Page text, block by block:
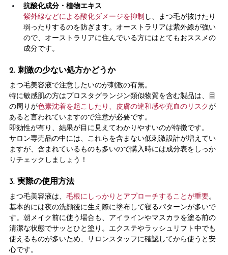
抗酸化成分・植物エキス
紫外線などによる酸化ダメージを抑制 し、まつ毛が抜けたり
弱ったりするのを防ぎます。オーストラリアは紫外線が強い
ので、オーストラリアに住んでいる方にはとてもおススメの
成分です。
2. 刺激の少ない処方かどうか
まつ毛美容液で注意したいのが刺激の有無。
特に敏感肌の方はプロスタグランジン類似物質を含む製品は、目
の周りが色素沈着を起こしたり、皮膚の違和感や充血のリスクが
あると言われていますので注意が必要です。
即効性が有り、結果が目に見えてわかりやすいのが特徴です。
サロン専売品の中には、これらを含まない低刺激設計が増えてい
ますが、含まれているものも多いので購入時には成分表をしっか
りチェックしましょう！
3. 実際の使用方法
まつ毛美容液は、 毛根にしっかりとアプローチすることが重要。
基本的には夜の洗顔後に生え際に塗布して寝るパターンが多いで
す。朝メイク前に使う場合も、アイラインやマスカラを塗る前の
清潔な状態でサッとひと塗り。エクステやラッシュリフト中でも
使えるものが多いため、サロンスタッフに確認してから使うと安
心です。